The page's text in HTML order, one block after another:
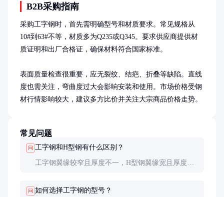
B2B采购指南
采购工字钢时，首先需明确型号和材质要求。常见规格从
10#到63#不等，材质多为Q235或Q345。要求供应商提供材
质证明和出厂合格证，确保材料符合国家标准。
表面质量检查很重要，应无裂纹、结疤、折叠等缺陷。直线
度也需关注，弯曲度过大会影响安装和使用。市场价格受钢
材行情影响较大，建议多方比价并关注大宗商品价格走势。
常见问题
问 工字钢和H型钢有什么区别？
工字钢翼缘较窄且厚度不一，H型钢翼缘宽且厚度均
问 如何选择工字钢的型号？